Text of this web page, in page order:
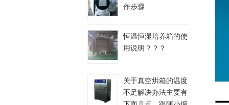
作步骤
恒温恒湿培养箱的使
用说明？？？
关于真空烘箱的温度
不足解决办法主要有